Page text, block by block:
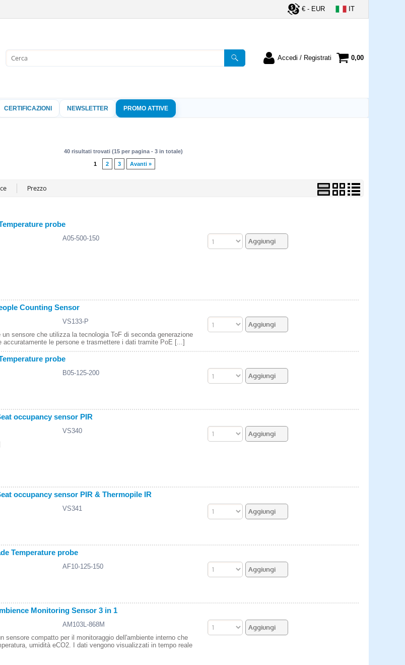
€ - EUR IT
Accedi / Registrati
nome utente e la password e poi
clicca sul pulsante "Accedi"
Password:
0,00
CERTIFICAZIONI NEWSLETTER PROMO ATTIVE
40 risultati trovati (15 per pagina - 3 in totale)
1 2 3 Avanti »
probe
A05-500-150
Counting Sensor
VS133-P
un sensore che utilizza la tecnologia ToF di seconda generazione
accuratamente le persone e trasmettere i dati tramite PoE [...]
probe
B05-125-200
occupancy sensor PIR
VS340
occupancy sensor PIR & Thermopile IR
VS341
Temperature probe
AF10-125-150
Monitoring Sensor 3 in 1
AM103L-868M
sensore compatto per il monitoraggio dell'ambiente interno che
umidità eCO2. I dati vengono visualizzati in tempo reale